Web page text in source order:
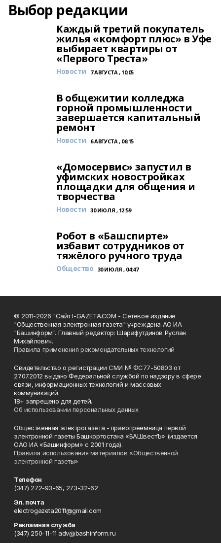
Выбор редакции
Каждый третий покупатель
жилья «комфорт плюс» в Уфе
выбирает квартиры от
«Первого Треста»
Новости 7 АВГУСТА , 10:05
В общежитии колледжа
горной промышленности
завершается капитальный
ремонт
Новости 6 АВГУСТА , 06:15
«Домосервис» запустил в
уфимских новостройках
площадки для общения и
творчества
Новости 30 ИЮЛЯ , 12:59
Робот в «Башспирте»
избавит сотрудников от
тяжёлого ручного труда
Общество 30 ИЮЛЯ , 04:47
© 2011-2026 "Сайт I-GAZETA.COM - Сетевое издание
"Общественная электронная газета" учреждена АО ИА
"Башинформ". Главный редактор: Шарафутдинов Руслан
Михайлович.
Правила применения рекомендательных технологий
Свидетельство о регистрации СМИ № ФС77-50803 от
27.07.2012 выдано Федеральной службой по надзору в сфере
связи, информационных технологий и массовых
коммуникаций.
18+ запрещено для детей.
Об использовании персональных данных
Общественная электрогазета - правопреемница первой
электронной газеты Башкортостана «БАШвестЪ» (издается
ОАО ИА «Башинформ» с 2001 года).
Правила использования материалов «Общественной
электронной газеты»
Телефон
(347) 272-93-65, 273-32-62
Эл. почта
electrogazeta2011@gmail.com
Рекламная служба
(347) 250-11-11 adv@bashinform.ru